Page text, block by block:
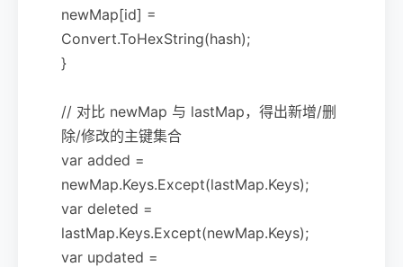
newMap[id] =
Convert.ToHexString(hash);
}
// 对比 newMap 与 lastMap，得出新增/删
除/修改的主键集合
var added =
newMap.Keys.Except(lastMap.Keys);
var deleted =
lastMap.Keys.Except(newMap.Keys);
var updated =